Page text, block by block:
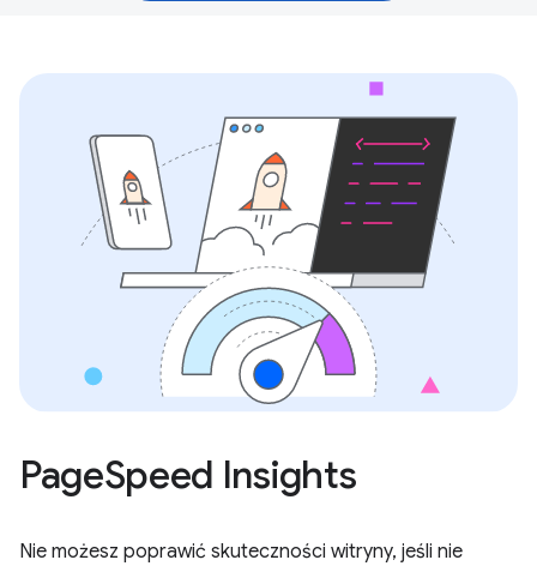
PageSpeed Insights
Nie możesz poprawić skuteczności witryny, jeśli nie